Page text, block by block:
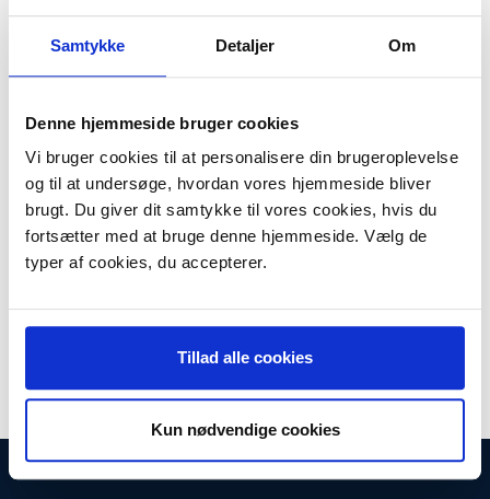
Samtykke Detaljer Om
Denne hjemmeside bruger cookies
Vi bruger cookies til at personalisere din brugeroplevelse
og til at undersøge, hvordan vores hjemmeside bliver
brugt. Du giver dit samtykke til vores cookies, hvis du
fortsætter med at bruge denne hjemmeside. Vælg de
typer af cookies, du accepterer.
Tillad alle cookies
Kun nødvendige cookies
Bundsi til AEG
Model/varenr.: 303009
179,95 DKKm/Moms
259,95 DKKm/Moms
80,00 DKK
Plus leveringsomkostninger.
pakkeshop ved køb over 599,-